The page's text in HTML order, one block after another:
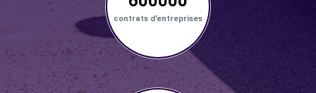
contrats d’entreprises